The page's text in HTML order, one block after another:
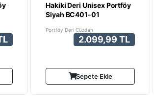
Hakiki Deri Unisex Portföy
Siyah BC401-01
Portföy Deri Cüzdan
2.099,99 TL
Sepete Ekle